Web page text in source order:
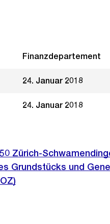
Finanzdepartement
24. Januar 2018
24. Januar 2018
Zürich-
Grundstücks und